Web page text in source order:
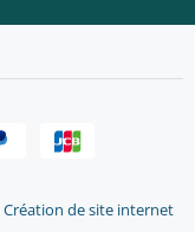
Création de site internet